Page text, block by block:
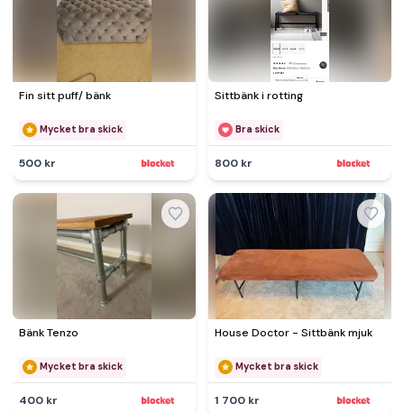
Fin sitt puff/ bänk
Mycket bra skick
500 kr
Sittbänk i rotting
Bra skick
800 kr
Bänk Tenzo
Mycket bra skick
400 kr
House Doctor - Sittbänk mjuk
Mycket bra skick
1 700 kr